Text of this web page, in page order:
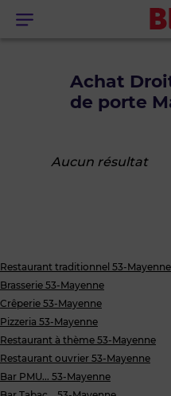
Menu
Achat
de porte
Aucun résultat
Restaurant traditionnel 53-Mayenne
Brasserie 53-Mayenne
Crêperie 53-Mayenne
Pizzeria 53-Mayenne
Restaurant à thème 53-Mayenne
Restaurant ouvrier 53-Mayenne
Bar PMU... 53-Mayenne